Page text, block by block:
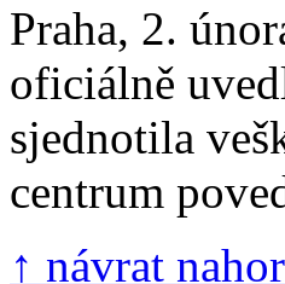
Praha, 2.
oficiálně
sjednotila
centrum
↑ návrat